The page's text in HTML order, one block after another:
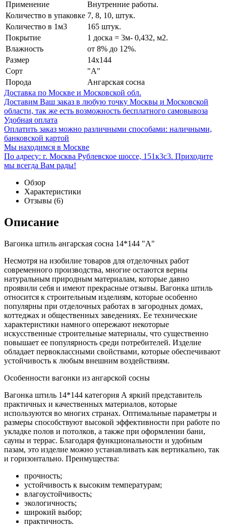
Применение
Внутренние работы.
Количество в упаковке 7, 8, 10, штук.
Количество в 1м3
165 штук.
Покрытие
1 доска = 3м- 0,432, м2.
Влажность
от 8% до 12%.
Размер
14х144
Сорт
"А"
Порода
Ангарская сосна
Доставка по Москве и Московской обл.
Доставим Ваш заказ в любую точку Москвы и Московской
области, так же есть возможность бесплатного самовывоза
Удобная оплата
Оплатить заказ можно различными способами: наличными,
банковской картой
Мы находимся в Москве
По адресу: г. Москва Рублевское шоссе, 151к3с3. Приходите
мы всегда Вам рады!
Обзор
Характеристики
Отзывы (6)
Описание
Вагонка штиль ангарская сосна 14*144 "A"
Несмотря на изобилие товаров для отделочных работ
современного производства, многие остаются верны
натуральным природным материалам, которые давно
проявили себя и имеют прекрасные отзывы. Вагонка штиль
относится к строительным изделиям, которые особенно
популярны при отделочных работах в загородных домах,
коттеджах и общественных заведениях. Ее технические
характеристики намного опережают некоторые
искусственные строительные материалы, что существенно
повышает ее популярность среди потребителей. Изделие
обладает первоклассными свойствами, которые обеспечивают
устойчивость к любым внешним воздействиям.
Особенности вагонки из ангарской сосны
Вагонка штиль 14*144 категория A яркий представитель
практичных и качественных материалов, которые
используются во многих странах. Оптимальные параметры и
размеры способствуют высокой эффективности при работе по
укладке полов и потолков, а также при оформлении бани,
сауны и террас. Благодаря функциональности и удобным
пазам, это изделие можно устанавливать как вертикально, так
и горизонтально. Преимущества:
прочность;
устойчивость к высоким температурам;
влагоустойчивость;
экологичность;
широкий выбор;
практичность.